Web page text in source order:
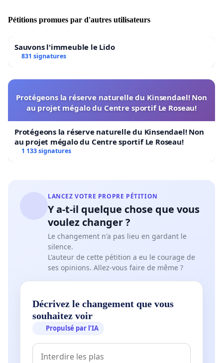
Pétitions promues par d'autres utilisateurs
Sauvons l'immeuble le Lido
831 signatures
Protégeons la réserve naturelle du Kinsendael! Non
au projet mégalo du Centre sportif Le Roseau!
Protégeons la réserve naturelle du Kinsendael! Non
au projet mégalo du Centre sportif Le Roseau!
1 133 signatures
LANCEZ VOTRE PROPRE PÉTITION
Y a-t-il quelque chose que vous
voulez changer ?
Le changement n'a pas lieu en gardant le
silence.
L'auteur de cette pétition a eu le courage de
ses opinions. Allez-vous faire de même ?
Décrivez le changement que vous
souhaitez voir
Propulsé par l’IA